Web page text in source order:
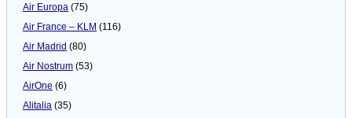
Air Europa (75)
Air France – KLM (116)
Air Madrid (80)
Air Nostrum (53)
AirOne (6)
Alitalia (35)